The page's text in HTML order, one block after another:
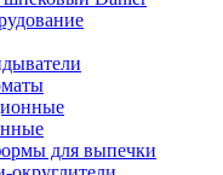
для выпечки